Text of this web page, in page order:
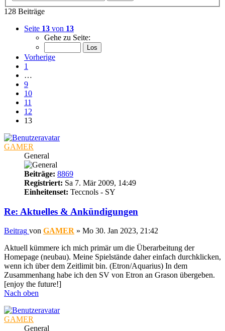
128 Beiträge
Seite 13 von 13
Gehe zu Seite:
Vorherige
1
…
9
10
11
12
13
GAMER
General
Beiträge: 8869
Registriert: Sa 7. Mär 2009, 14:49
Einheitenset: Teccnols - SY
Re: Aktuelles & Ankündigungen
Beitrag von GAMER » Mo 30. Jan 2023, 21:42
Aktuell kümmere ich mich primär um die Überarbeitung der
Homepage (neubau). Meine Spielstände daher einfach durchklicken,
wenn ich über dem Zeitlimit bin. (Etron/Aquarius) In dem
Zusammenhang habe ich den SV von Etron an Grason übergeben.
[enjoy the future!]
Nach oben
GAMER
General